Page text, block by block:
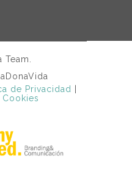
Team.
de Privacidad